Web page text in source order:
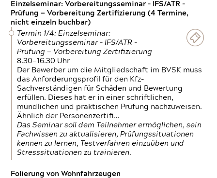
Einzelseminar: Vorbereitungsseminar - IFS/ATR -
Prüfung — Vorbereitung Zertifizierung (4 Termine,
nicht einzeln buchbar)
Termin 1/4: Einzelseminar:
Vorbereitungsseminar - IFS/ATR -
Prüfung — Vorbereitung Zertifizierung
8.30—16.30 Uhr
Der Bewerber um die Mitgliedschaft im BVSK muss
das Anforderungsprofil für den Kfz-
Sachverständigen für Schäden und Bewertung
erfüllen. Dieses hat er in einer schriftlichen,
mündlichen und praktischen Prüfung nachzuweisen.
Ähnlich der Personenzertifi…
Das Seminar soll dem Teilnehmer ermöglichen, sein
Fachwissen zu aktualisieren, Prüfungssituationen
kennen zu lernen, Testverfahren einzuüben und
Stresssituationen zu trainieren.
Folierung von Wohnfahrzeugen